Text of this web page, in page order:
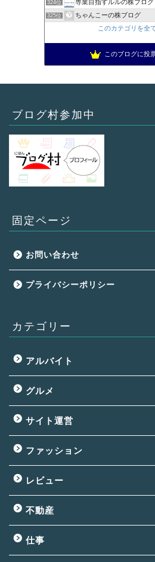
324位 専業目指すルルの株ブログ
325位
ちゃんこーの株ブログ
このカテゴリを全
このブログに投
ブログ村参加中
固定ページ
お問い合わせ
プライバシーポリシー
カテゴリー
アルバイト
グルメ
サイト運営
ファッション
レビュー
不動産
仕事